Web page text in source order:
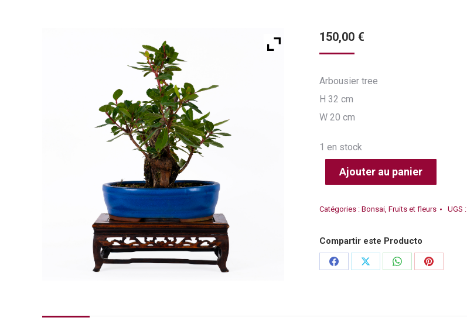
150,00 €
Arbousier tree
H 32 cm
W 20 cm
1 en stock
Ajouter au panier
Catégories : Bonsai, Fruits et fleurs UGS :
Compartir este Producto
PartagerPartagerPartagerPartager